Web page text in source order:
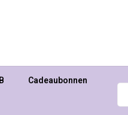
Cadeaubonnen